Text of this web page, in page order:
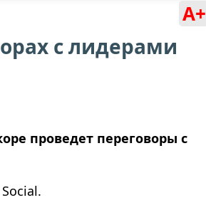
A+
с лидерами
проведет переговоры с